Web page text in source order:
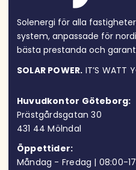
Solenergi för alla
system, anpassade för
bästa prestanda och
SOLAR POWER. IT’S WATT
Huvudkontor Göteborg:
Prästgårdsgatan 30
431 44 Mölndal
Öppettider:
Måndag - Fredag | 08:00-